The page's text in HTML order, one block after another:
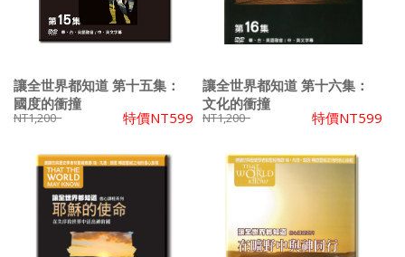
讓全世界都知道 第十五集：
國度的衝撞
NT1,200 特價NT599
讓全世界都知道 第十六集：
文化的衝撞
NT1,200 特價NT599